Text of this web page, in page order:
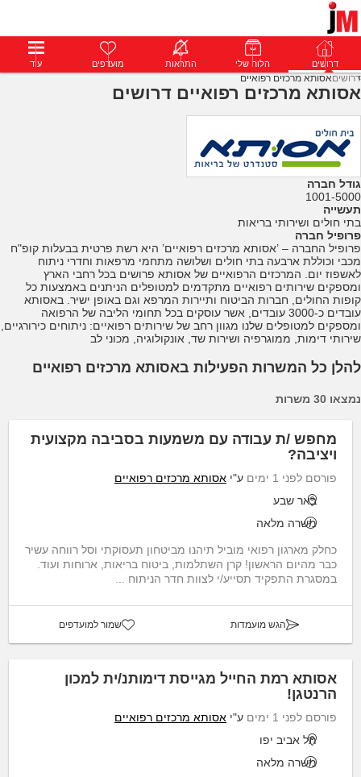
דרושים פרופילים הודעות פרימיום דרושים הלוח שלי התראות מועדפים עוד
דרושיםאסותא מרכזים רפואיים
אסותא מרכזים רפואיים דרושים
גודל חברה
1001-5000
תעשייה
בתי חולים ושירותי בריאות
פרופיל חברה
פרופיל החברה – ’אסותא מרכזים רפואיים’ היא רשת פרטית בבעלות קופ"ח
מכבי וכוללת ארבעה בתי חולים ושלושה מתחמי מרפאות וחדרי ניתוח
לאשפוז יום. המרכזים הרפואיים של אסותא פרושים בכל רחבי הארץ
ומספקים שירותים רפואיים מתקדמים למטופלים הניתנים באמצעות כל
קופות החולים, חברות הביטוח ותיירות המרפא וגם באופן ישיר. באסותא
עובדים כ-3000 עובדים, אשר עוסקים בכל תחומי הליבה של הרפואה
ומספקים למטופלים שלנו מגוון רחב של שירותים רפואיים: ניתוחים כירורגיים,
שירותי דימות, ממוגרפיה ושירות שד, אונקולוגיה, מכוני לב
להלן כל המשרות הפעילות באסותא מרכזים רפואיים
נמצאו 30 משרות
מחפש /ת עבודה עם משמעות בסביבה מקצועית
ויציבה?
פורסם לפני 1 ימים ע"י אסותא מרכזים רפואיים
באר שבע
משרה מלאה
כחלק מארגון רפואי מוביל תיהנו מביטחון תעסוקתי וסל רווחה עשיר
כבר מהיום הראשון! קרן השתלמות, ביטוח בריאות, ארוחות ועוד.
במסגרת התפקיד תסייע/י לצוות חדר הניתוח ...
הגש מועמדות שמור למועדפים
אסותא רמת החייל מגייסת דימותנ/ית למכון
הרנטגן!
פורסם לפני 1 ימים ע"י אסותא מרכזים רפואיים
תל אביב יפו
משרה מלאה